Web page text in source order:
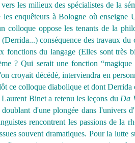
les milieux des spécialistes de la
les enquêteurs à Bologne où
colloque oppose les tenants de la
(Derrida...) conséquence des travaux
fonctions du langage (Elles sont très
? Qui serait une fonction
croyait décédé, interviendra en
ce colloque diabolique et dont Derrida
Laurent Binet a retenu les leçons du Da
d'une plongée dans l'univers
rencontrent les passions de la
souvent dramatiques. Pour la lutte